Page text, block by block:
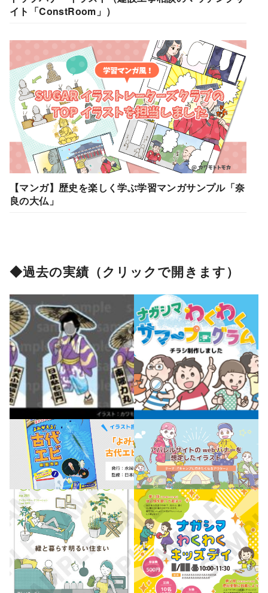
イト「ConstRoom」）
【マンガ】歴史を楽しく学ぶ学習マンガサンプル「奈
良の大仏」
◆過去の実績（クリックで開きます）